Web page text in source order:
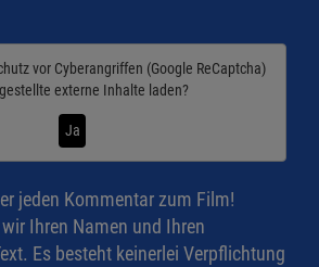
vor Cyberangriffen (Google ReCaptcha)
externe Inhalte laden?
Ja
jeden Kommentar zum Film!
Ihren Namen und Ihren
Es besteht keinerlei Verpflichtung